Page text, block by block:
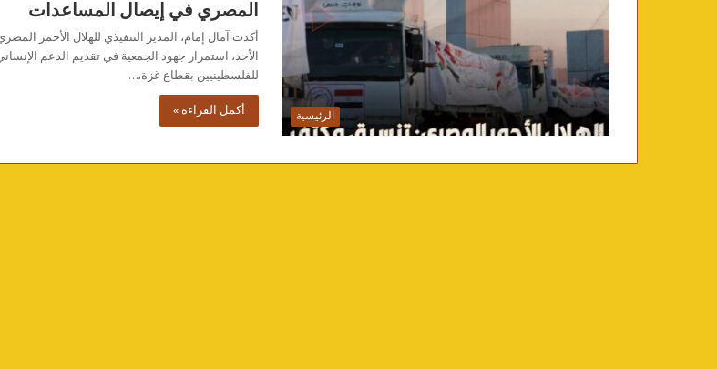
الرئيسية
المصري في إيصال المساعدات
أكدت آمال إمام، المدير التنفيذي للهلال الأحمر
الأحد، استمرار جهود الجمعية في تقديم الدعم
للفلسطينيين بقطاع غزة،…
أكمل القراءة »